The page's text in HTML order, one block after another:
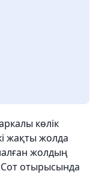
көлік
жақты жолда
жолдың
отырысында